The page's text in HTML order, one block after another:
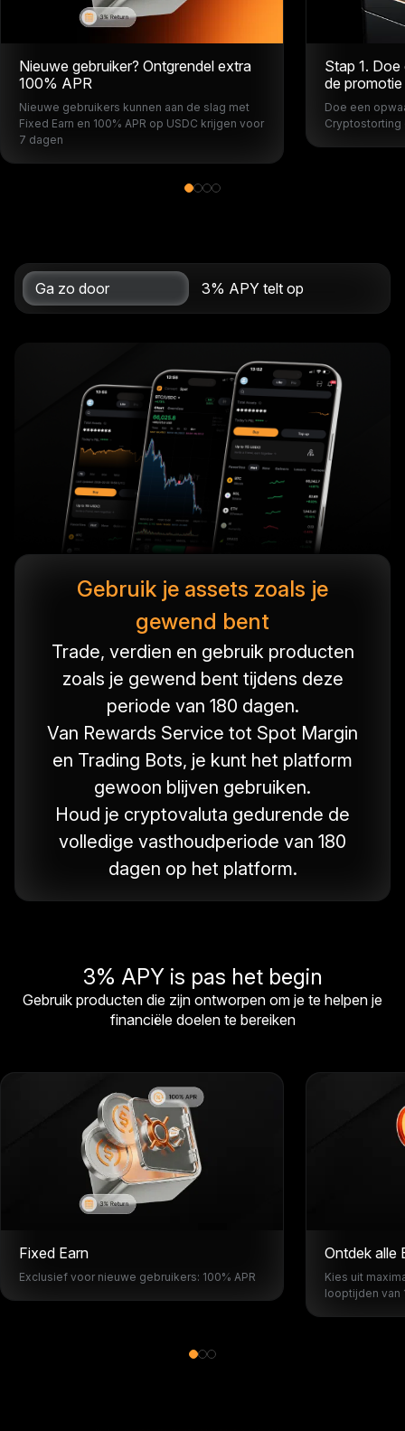
Nieuwe gebruiker? Ontgrendel extra
100% APR
Nieuwe gebruikers kunnen aan de slag met
Fixed Earn en 100% APR op USDC krijgen voor
7 dagen
Stap 1.
de promotie
Doe een
Cryptostorting
Ga zo door 3% APY telt op
Gebruik je assets zoals je
gewend bent
Trade, verdien en gebruik producten
zoals je gewend bent tijdens deze
periode van 180 dagen.
Van Rewards Service tot Spot Margin
en Trading Bots, je kunt het platform
gewoon blijven gebruiken.
Houd je cryptovaluta gedurende de
volledige vasthoudperiode van 180
dagen op het platform.
3% APY is pas het begin
Gebruik producten die zijn ontworpen om je te helpen je
financiële doelen te bereiken
Fixed Earn
Exclusief voor nieuwe gebruikers: 100% APR
Ontdek alle
Kies uit
looptijden van